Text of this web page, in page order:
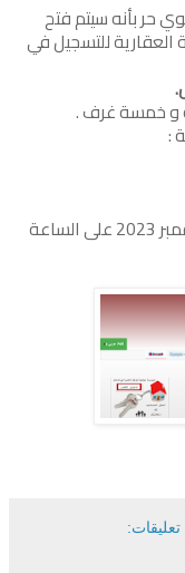
حر بأنه سيتم فتح
العقارية للتسجيل في
و خمسة غرف .
:
التسجيل يكون ابتداءا من يوم الثلاثاء 28 نوفمبر 2023 على الساعة